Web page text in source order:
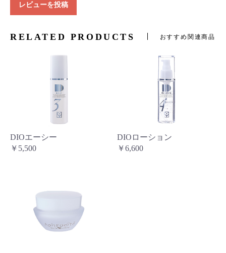
レビューを投稿
RELATED PRODUCTS おすすめ関連商品
DIOエーシー
￥5,500
DIOローション
￥6,600